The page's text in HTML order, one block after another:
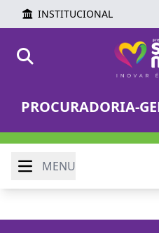
INSTITUCIONAL
PROCURADORIA-
MENU